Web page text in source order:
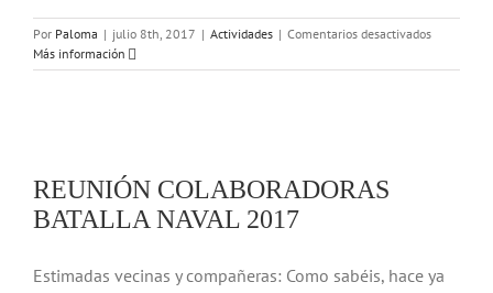
Por Paloma | julio 8th, 2017 | Actividades | Comentarios desactivadosen
DE
Más información
REUNIÓN COLABORADORAS
BATALLA NAVAL 2017
Estimadas vecinas y compañeras: Como sabéis, hace ya